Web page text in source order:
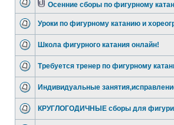
Осенние сборы по фигурному
Уроки по фигурному катанию и
Школа фигурного катания онлайн!
Требуется тренер по фигурному
Индивидуальные
КРУГЛОГОДИЧНЫЕ сборы для